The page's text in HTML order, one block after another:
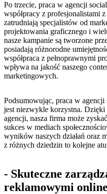
Po ⁢trzecie, praca w agencji
współpracy⁤ z profesjonalistami
zatrudniają ⁤specjalistów od
projektowania graficznego i
nasze kampanie są tworzone
posiadają różnorodne
współpraca z pełnoprawnymi
wpływa na jakość naszego
marketingowych.
Podsumowując, praca w
jest niezwykle korzystna.
agencji,​ nasza firma może
sukces w mediach
wyników naszych działań oraz⁤
z różnych dziedzin to kolejne
-‍ Skuteczne
reklamowymi⁣ online